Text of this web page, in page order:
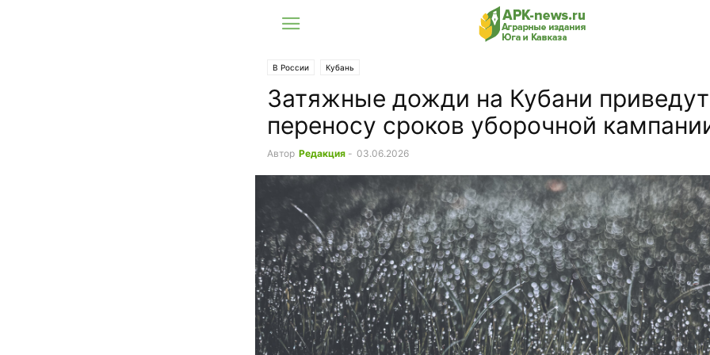
В России Кубань
Затяжные дожди на Кубани
переносу сроков уборочной
Автор Редакция - 03.06.2026